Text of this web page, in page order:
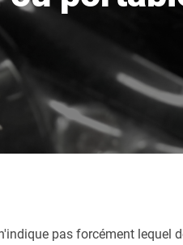
pas forcément lequel